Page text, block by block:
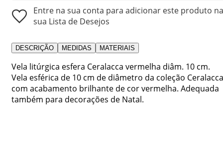
Entre na sua conta para adicionar este produto na
sua Lista de Desejos
DESCRIÇÃO MEDIDAS MATERIAIS
Vela litúrgica esfera Ceralacca vermelha diâm. 10 cm.
Vela esférica de 10 cm de diâmetro da coleção Ceralacca
com acabamento brilhante de cor vermelha. Adequada
também para decorações de Natal.